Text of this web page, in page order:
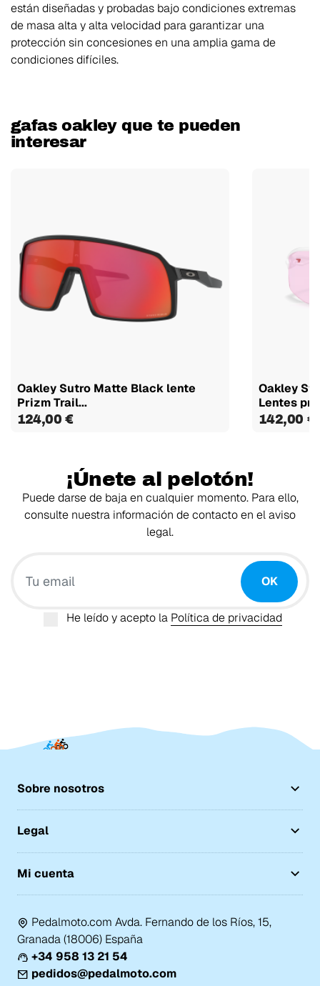
están diseñadas y probadas bajo condiciones extremas
de masa alta y alta velocidad para garantizar una
protección sin concesiones en una amplia gama de
condiciones difíciles.
gafas oakley que te pueden
interesar
Oakley Sutro Matte Black lente
Prizm Trail...
124,00 €
Oakley
Lentes
142,00 €
¡Únete al pelotón!
Puede darse de baja en cualquier momento. Para ello,
consulte nuestra información de contacto en el aviso
legal.
OK
He leído y acepto la Política de privacidad
Sobre nosotros
Legal
Mi cuenta
Pedalmoto.com Avda. Fernando de los Ríos, 15,
Granada (18006) España
+34 958 13 21 54
pedidos@pedalmoto.com